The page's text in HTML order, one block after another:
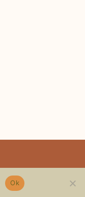
Ok